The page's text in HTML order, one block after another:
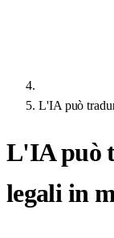
L'IA può
L'IA può
legali in